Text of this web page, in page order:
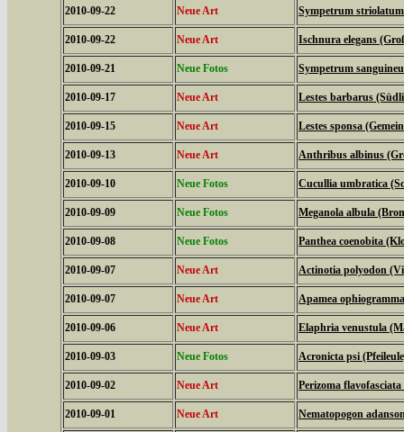
2010-09-22 Neue Art Sympetrum
2010-09-22 Neue Art Ischnura elegans
2010-09-21 Neue Fotos Sympetrum
2010-09-17 Neue Art Lestes barbarus
2010-09-15 Neue Art Lestes sponsa
2010-09-13 Neue Art Anthribus albinus
2010-09-10 Neue Fotos Cucullia umbratica
2010-09-09 Neue Fotos Meganola albula
2010-09-08 Neue Fotos Panthea coenobita
2010-09-07 Neue Art Actinotia polyodon
2010-09-07 Neue Art Apamea
2010-09-06 Neue Art Elaphria venustula
2010-09-03 Neue Fotos Acronicta psi
2010-09-02 Neue Art Perizoma
2010-09-01 Neue Art Nematopogon